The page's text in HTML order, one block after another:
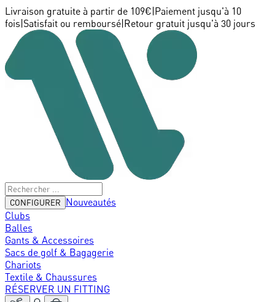
Livraison gratuite à partir de 109€ Paiement jusqu'à 10
fois Satisfait ou remboursé Retour gratuit jusqu'à 30 jours
CONFIGURER
Nouveautés
Clubs
Balles
Gants & Accessoires
Sacs de golf & Bagagerie
Chariots
Textile & Chaussures
RÉSERVER UN FITTING